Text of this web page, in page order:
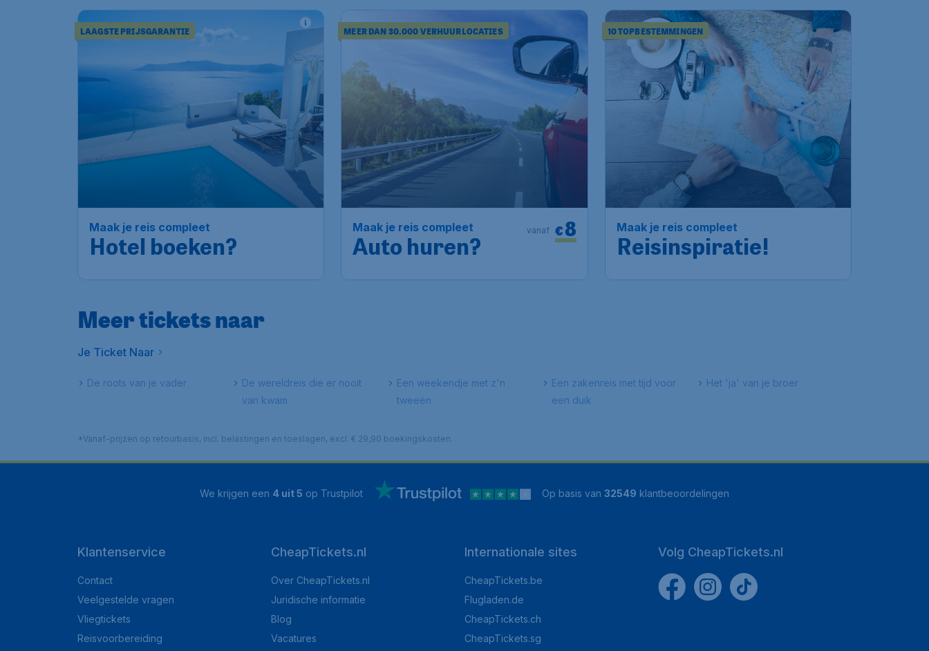
LAAGSTE PRIJSGARANTIE
Maak je reis compleet
Hotel boeken?
MEER DAN 30.000 VERHUURLOCATIES
Maak je reis compleet
Auto huren?
€8
vanaf
10 TOPBESTEMMINGEN
Maak je reis compleet
Reisinspiratie!
Meer tickets naar
Je Ticket Naar
De roots van je vader
De wereldreis die er nooit
van kwam
Een weekendje met z'n
tweeën
Een zakenreis met tijd voor
een duik
Het 'ja' van je broer
*Vanaf-prijzen op retourbasis, incl. belastingen en toeslagen, excl. € 29,90 boekingskosten.
We krijgen een 4 uit 5 op Trustpilot Op basis van 32549 klantbeoordelingen
Klantenservice
Contact
Veelgestelde vragen
Vliegtickets
Reisvoorbereiding
CheapTickets.nl
Over CheapTickets.nl
Juridische informatie
Blog
Vacatures
Internationale sites
CheapTickets.be
Flugladen.de
CheapTickets.ch
CheapTickets.sg
Volg CheapTickets.nl